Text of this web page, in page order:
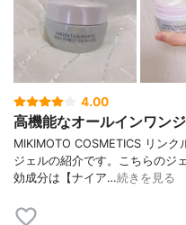
4.00
高機能なオールインワンジ
MIKIMOTO COSMETICS リン
ジェルの紹介です。こちらのジ
効成分は【ナイア…続きを見る